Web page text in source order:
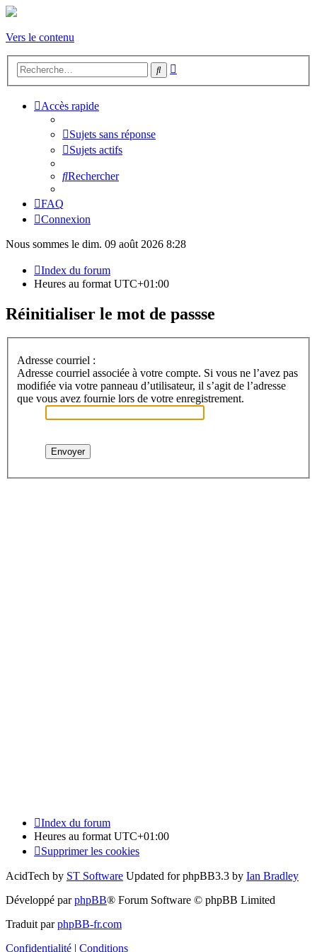
Vers le contenu
Rechercher
Accès rapide
Sujets sans réponse
Sujets actifs
Rechercher
FAQ
Connexion
Nous sommes le dim. 09 août 2026 8:28
Index du forum
Heures au format UTC+01:00
Réinitialiser le mot de passse
Adresse courriel :
Adresse courriel associée à votre compte. Si vous ne l’avez pas
modifiée via votre panneau d’utilisateur, il s’agit de l’adresse
que vous avez fournie lors de votre enregistrement.
Index du forum
Heures au format UTC+01:00
Supprimer les cookies
AcidTech by ST Software Updated for phpBB3.3 by Ian Bradley
Développé parphpBB® Forum Software © phpBB Limited
Traduit parphpBB-fr.com
Confidentialité | Conditions